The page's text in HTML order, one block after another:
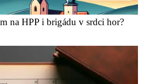
na HPP i brigádu v srdci hor?